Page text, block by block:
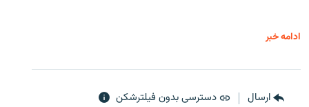
ادامه خبر
ارسال دسترسی بدون فیلترشکن